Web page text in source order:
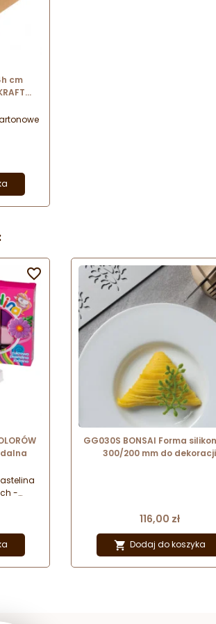
cm
-
do

GG030S BONSAI Forma
300/200 mm do dekoracji
Cena
116,00 zł
 Dodaj do koszyka